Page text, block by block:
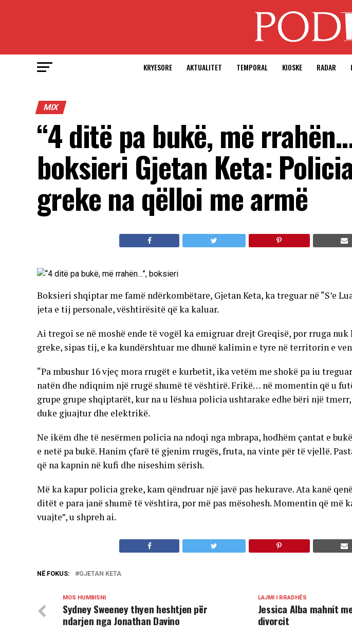
KRYESORE AKTUALITET TEMPORAL KIOSKE RADAR
MIX
“4 ditë pa bukë, më
boksieri Gjetan Keta:
greke na qëlloi me armë
Boksieri shqiptar me famë ndërkombëtare, Gjetan Keta, ka treguar në “S’e
jeta e tij personale, vështirësitë që ka kaluar.
Ai tregoi se në moshë ende të vogël ka emigruar drejt Greqisë, por rruga nuk
greke, sipas tij, e ka kundërshtuar me dhunë kalimin e tyre në territorin e
“Pa mbushur 16 vjeç mora rrugët e kurbetit, ika vetëm me shokë pa iu
natën dhe ndiqnim një rrugë shumë të vështirë. Frikë… në momentin që u
grupe grupe shqiptarët, kur na u lëshua policia ushtarake edhe bëri një
duke gjuajtur dhe elektrikë.
Ne ikëm dhe të nesërmen policia na ndoqi nga mbrapa, hodhëm çantat e
e netë pa bukë. Hanim çfarë të gjenim rrugës, fruta, na vinte për të vjellë.
që na kapnin në kufi dhe niseshim sërish.
Më ka kapur policia greke, kam qëndruar një javë pas hekurave. Ata kanë
ditët e para janë shumë të vështira, por më pas mësohesh. Momentin që më
vuajte”, u shpreh ai.
NË FOKUS: GJETAN KETA
LAJMI I RRADHËS
Jessica Alba mahnit
divorcit
MOS HUMBISNI
Sydney Sweeney thyen heshtjen për
ndarjen nga Jonathan Davino